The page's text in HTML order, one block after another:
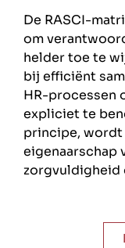
De RASCI-
om
helder toe te
bij efficiënt
HR-processen
expliciet te
principe, wordt
eigenaarschap
zorgvuldigheid